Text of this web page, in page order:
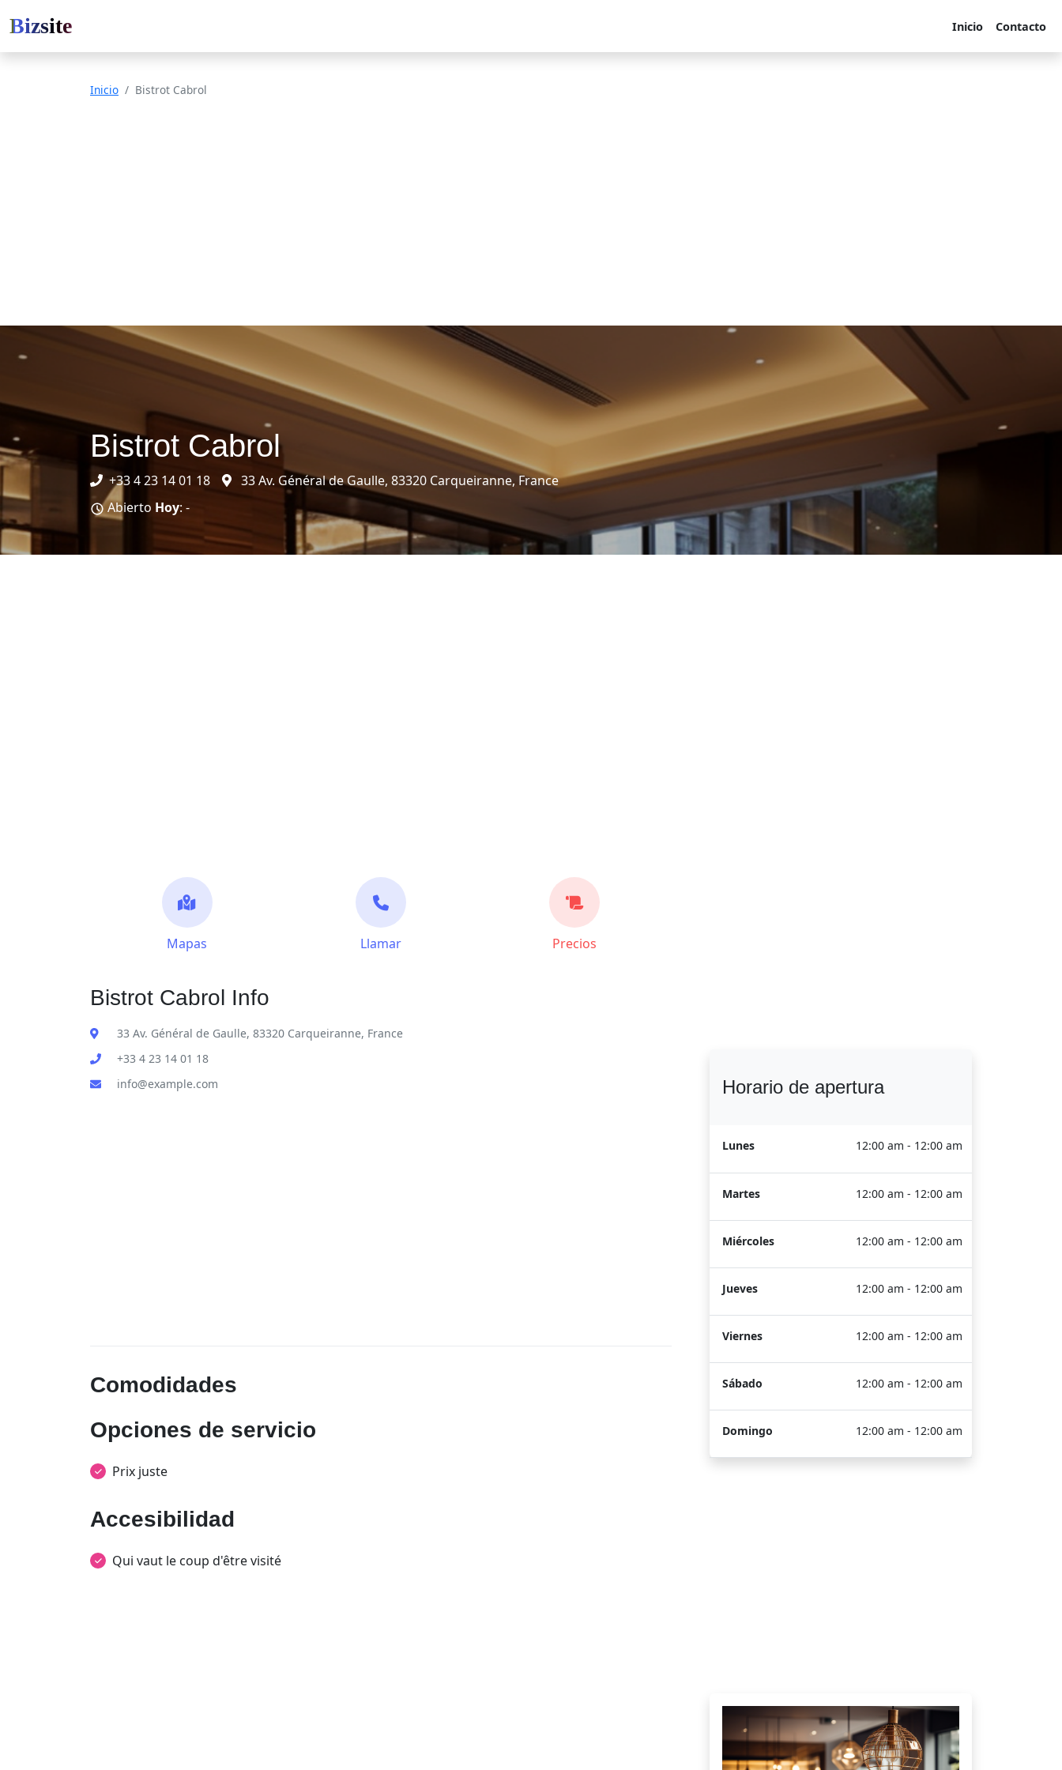
Bizsite Inicio Contacto
Inicio Bistrot Cabrol
Bistrot Cabrol
+33 4 23 14 01 18
33 Av. Général de Gaulle, 83320 Carqueiranne, France
Abierto Hoy: -
Mapas Llamar Precios
Bistrot Cabrol Info
33 Av. Général de Gaulle, 83320 Carqueiranne, France
+33 4 23 14 01 18
info@example.com
Comodidades
Opciones de servicio
Prix juste
Accesibilidad
Qui vaut le coup d'être visité
Horario de apertura
Lunes 12:00 am - 12:00 am
Martes 12:00 am - 12:00 am
Miércoles 12:00 am - 12:00 am
Jueves 12:00 am - 12:00 am
Viernes 12:00 am - 12:00 am
Sábado 12:00 am - 12:00 am
Domingo 12:00 am - 12:00 am